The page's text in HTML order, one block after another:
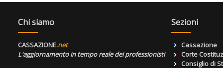
Chi siamo
CASSAZIONE.net
L'aggiornamento in tempo reale dei professionisti
Sezioni
Cassazione
Corte
Consiglio di